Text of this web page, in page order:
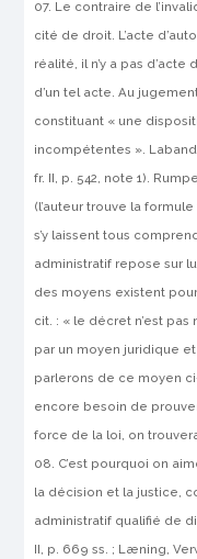
Le contraire de
cité de droit. L’acte
réalité, il n’y a pas d’acte
d’un tel acte. Au
constituant « une
incompétentes ». Laband
fr. II, p. 542, note 1).
(l’auteur trouve la
s’y laissent tous
administratif repose sur
des moyens existent
cit. : « le décret n’est
par un moyen juridique
parlerons de ce moyen
encore besoin de
force de la loi, on
C’est pourquoi on
la décision et la justice,
administra­tif qualifié de
II, p. 669 ss. ; Læning,